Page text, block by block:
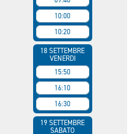
10:00
10:20
18 SETTEMBRE
VENERDI
15:50
16:10
16:30
19 SETTEMBRE
SABATO